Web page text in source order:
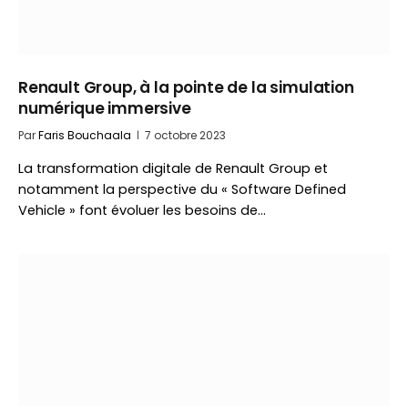
Renault Group, à la pointe de la simulation
numérique immersive
ParFaris Bouchaala 7 octobre 2023
La transformation digitale de Renault Group et
notamment la perspective du « Software Defined
Vehicle » font évoluer les besoins de…